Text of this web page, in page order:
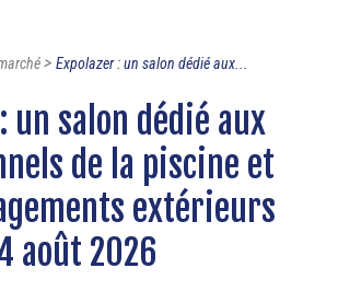
> Expolazer : un salon dédié aux...
un salon dédié aux
de la piscine et
extérieurs
août 2026